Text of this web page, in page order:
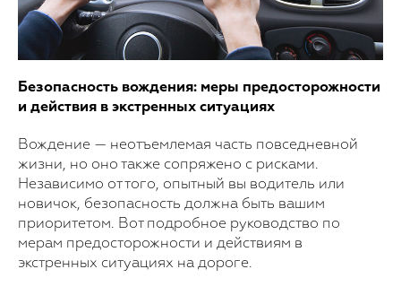
Безопасность вождения: меры предосторожности
и действия в экстренных ситуациях
Вождение — неотъемлемая часть повседневной
жизни, но оно также сопряжено с рисками.
Независимо от того, опытный вы водитель или
новичок, безопасность должна быть вашим
приоритетом. Вот подробное руководство по
мерам предосторожности и действиям в
экстренных ситуациях на дороге.